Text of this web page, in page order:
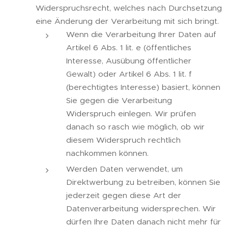
Widerspruchsrecht, welches nach Durchsetzung
eine Änderung der Verarbeitung mit sich bringt.
Wenn die Verarbeitung Ihrer Daten auf
Artikel 6 Abs. 1 lit. e (öffentliches
Interesse, Ausübung öffentlicher
Gewalt) oder Artikel 6 Abs. 1 lit. f
(berechtigtes Interesse) basiert, können
Sie gegen die Verarbeitung
Widerspruch einlegen. Wir prüfen
danach so rasch wie möglich, ob wir
diesem Widerspruch rechtlich
nachkommen können.
Werden Daten verwendet, um
Direktwerbung zu betreiben, können Sie
jederzeit gegen diese Art der
Datenverarbeitung widersprechen. Wir
dürfen Ihre Daten danach nicht mehr für